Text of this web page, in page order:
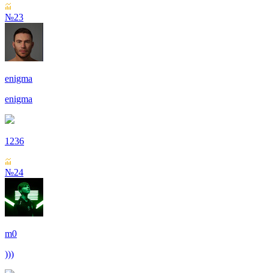
№23
enigma
enigma
1236
№24
m0
)))